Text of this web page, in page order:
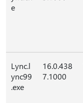
e
Lync.l
ync99
.exe
16.0.438
7.1000